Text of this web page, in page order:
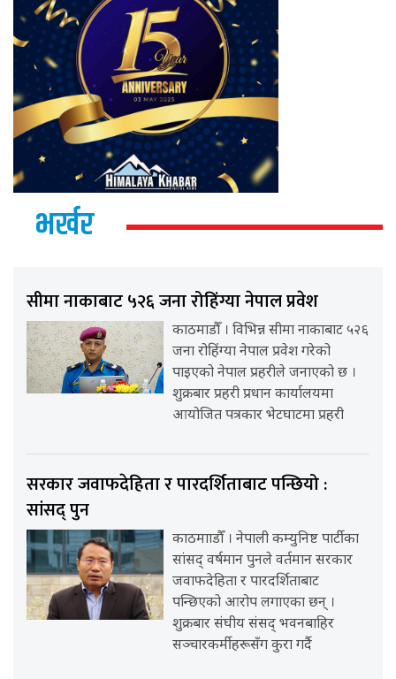
भर्खर
सीमा नाकाबाट ५२६ जना रोहिंग्या नेपाल प्रवेश
काठमाडौँ । विभिन्न सीमा नाकाबाट ५२६
जना रोहिंग्या नेपाल प्रवेश गरेको
पाइएको नेपाल प्रहरीले जनाएको छ ।
शुक्रबार प्रहरी प्रधान कार्यालयमा
आयोजित पत्रकार भेटघाटमा प्रहरी
सरकार जवाफदेहिता र पारदर्शिताबाट पन्छियो :
सांसद् पुन
काठमााडौँ । नेपाली कम्युनिष्ट पार्टीका
सांसद् वर्षमान पुनले वर्तमान सरकार
जवाफदेहिता र पारदर्शिताबाट
पन्छिएको आरोप लगाएका छन् ।
शुक्रबार संघीय संसद् भवनबाहिर
सञ्चारकर्मीहरूसँग कुरा गर्दै